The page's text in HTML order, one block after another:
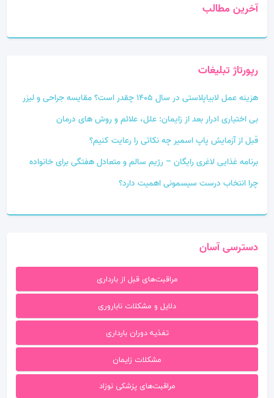
آخرین مطالب
رپورتاژ تبلیغات
هزینه عمل لابیاپلاستی در سال 1405 چقدر است؟ مقایسه جراحی و لیزر
بی‌ اختیاری ادرار بعد از زایمان: علل، علائم و روش‌ های درمان
قبل از آزمایش پاپ اسمیر چه نکاتی را رعایت کنیم؟
برنامه غذایی لاغری رایگان – رژیم سالم و متعادل هفتگی برای خانواده
چرا انتخاب درست سیسمونی اهمیت دارد؟
دسترسی آسان
مراقبت‌های قبل از بارداری
دلایل و مشکلات ناباروری
تغذیه دوران بارداری
مشکلات زایمان
مراقبت‌های پزشکی نوزاد